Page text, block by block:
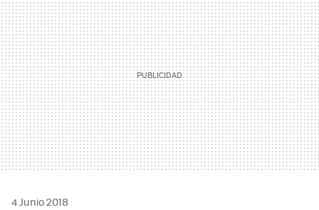
4 Junio 2018